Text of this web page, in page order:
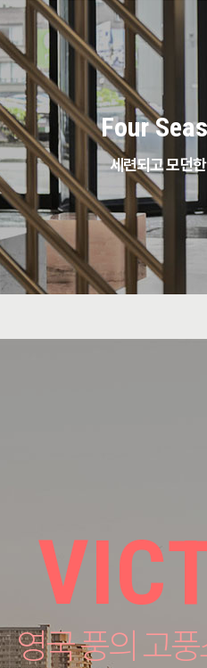
Four
세련되고 모던
영국 풍의 고